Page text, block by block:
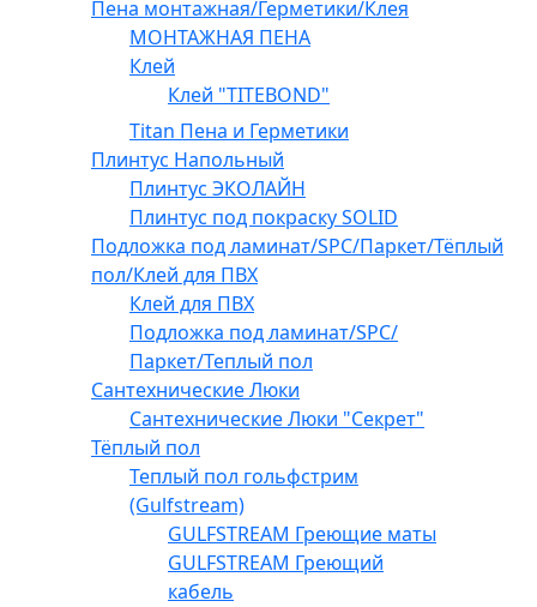
Пена монтажная/Герметики/Клея
МОНТАЖНАЯ ПЕНА
Клей
Клей "TITEBOND"
Titan Пена и Герметики
Плинтус Напольный
Плинтус ЭКОЛАЙН
Плинтус под покраску SOLID
Подложка под ламинат/SPC/Паркет/Тёплый
пол/Клей для ПВХ
Клей для ПВХ
Подложка под ламинат/SPC/
Паркет/Теплый пол
Сантехнические Люки
Сантехнические Люки "Секрет"
Тёплый пол
Теплый пол гольфстрим
(Gulfstream)
GULFSTREAM Греющие маты
GULFSTREAM Греющий
кабель